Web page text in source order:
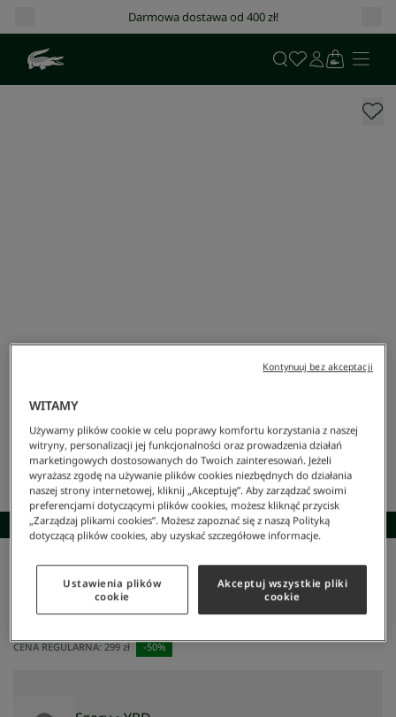
Darmowa dostawa od 400 zł!
SKOMPLETUJ STYLIZACJĘ
Wełniana czapka unisex
150 zł
CENA REGULARNA: 299 zł -50%
WITAMY
Używamy plików cookie w celu poprawy komfortu korzystania z naszej
witryny, personalizacji jej funkcjonalności oraz prowadzenia działań
marketingowych dostosowanych do Twoich zainteresowań. Jeżeli
wyrażasz zgodę na używanie plików cookies niezbędnych do działania
naszej strony internetowej, kliknij „Akceptuję”. Aby zarządzać swoimi
preferencjami dotyczącymi plików cookies, możesz kliknąć przycisk
„Zarządzaj plikami cookies”. Możesz zapoznać się z naszą Polityką
dotyczącą plików cookies, aby uzyskać szczegółowe informacje.
Ustawienia plików
cookie
Akceptuj wszystkie pliki
cookie
Kontynuuj bez akceptacji